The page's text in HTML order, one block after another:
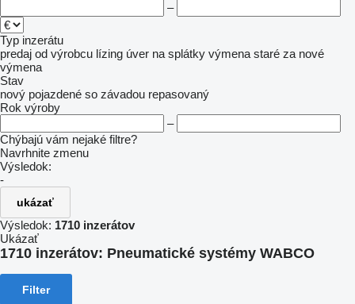
–
Typ inzerátu
predaj od výrobcu lízing úver na splátky výmena staré za nové
výmena
Stav
nový pojazdené so závadou repasovaný
Rok výroby
–
Chýbajú vám nejaké filtre?
Navrhnite zmenu
Výsledok:
-
ukázať
Výsledok: 1710 inzerátov
Ukázať
1710 inzerátov: Pneumatické systémy WABCO
Filter